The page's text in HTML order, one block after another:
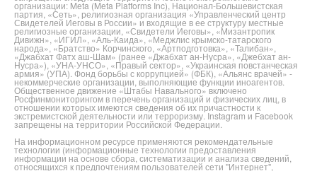
организации: Meta (Meta Platforms Inc), Национал-Большевистская
партия, «Сеть», религиозная организация «Управленческий центр
Свидетелей Иеговы в России» и входящие в ее структуру местные
религиозные организации, «Свидетели Иеговы», «Мизантропик
Дивижн», «ИГИЛ», «Аль-Каида», «Меджлис крымско-татарского
народа», «Братство» Корчинского, «Артподготовка», «Талибан»,
«Джабхат Фатх аш-Шам» (ранее «Джабхат ан-Нусра», «Джебхат ан-
Нусра»), «УНА-УНСО», «Правый сектор», «Украинская повстанческая
армия» (УПА). Фонд борьбы с коррупцией» (ФБК), «Альянс врачей» -
некоммерческие организации, выполняющие функции иноагентов.
Общественное движение «Штабы Навального» включено
Росфинмониторингом в перечень организаций и физических лиц, в
отношении которых имеются сведения об их причастности к
экстремистской деятельности или терроризму. Instagram и Facebook
запрещены на территории Российской Федерации.
На информационном ресурсе применяются рекомендательные
технологии (информационные технологии предоставления
информации на основе сбора, систематизации и анализа сведений,
относящихся к предпочтениям пользователей сети "Интернет",